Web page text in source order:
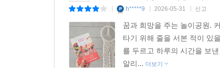
h*****9 2026-05-31 신고
꿈과 희망을 주는 놀이공원.
타기 위해 줄을 서본 적이 있
를 두르고 하루의 시간을 보
알리... 더보기